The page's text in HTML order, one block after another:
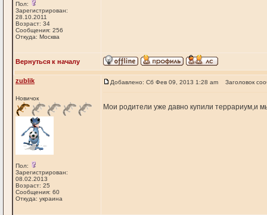
Пол:
Зарегистрирован:
28.10.2011
Возраст: 34
Сообщения: 256
Откуда: Москва
Вернуться к началу
zublik
Новичок
Пол:
Зарегистрирован:
08.02.2013
Возраст: 25
Сообщения: 60
Откуда: украина
Добавлено: Сб Фев 09, 2013 1:28 am Заголовок
Мои родители уже давно купили террариум,и